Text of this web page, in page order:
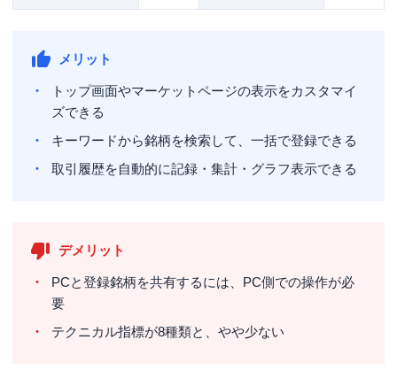
メリット
トップ画面やマーケットページの表示をカスタマイ
ズできる
キーワードから銘柄を検索して、一括で登録できる
取引履歴を自動的に記録・集計・グラフ表示できる
デメリット
PCと登録銘柄を共有するには、PC側での操作が必
要
テクニカル指標が8種類と、やや少ない